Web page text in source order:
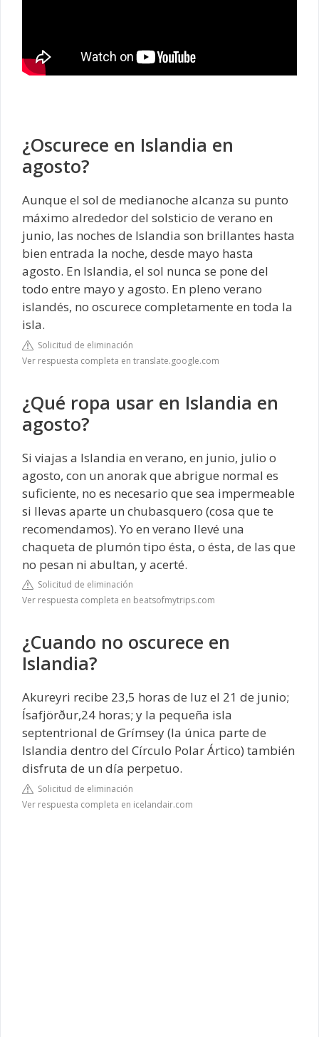
¿Oscurece en Islandia en
agosto?
Aunque el sol de medianoche alcanza su punto
máximo alrededor del solsticio de verano en
junio, las noches de Islandia son brillantes hasta
bien entrada la noche, desde mayo hasta
agosto. En Islandia, el sol nunca se pone del
todo entre mayo y agosto. En pleno verano
islandés, no oscurece completamente en toda la
isla.
Solicitud de eliminación
Ver respuesta completa en translate.google.com
¿Qué ropa usar en Islandia en
agosto?
Si viajas a Islandia en verano, en junio, julio o
agosto, con un anorak que abrigue normal es
suficiente, no es necesario que sea impermeable
si llevas aparte un chubasquero (cosa que te
recomendamos). Yo en verano llevé una
chaqueta de plumón tipo ésta, o ésta, de las que
no pesan ni abultan, y acerté.
Solicitud de eliminación
Ver respuesta completa en beatsofmytrips.com
¿Cuando no oscurece en
Islandia?
Akureyri recibe 23,5 horas de luz el 21 de junio;
Ísafjörður,24 horas; y la pequeña isla
septentrional de Grímsey (la única parte de
Islandia dentro del Círculo Polar Ártico) también
disfruta de un día perpetuo.
Solicitud de eliminación
Ver respuesta completa en icelandair.com